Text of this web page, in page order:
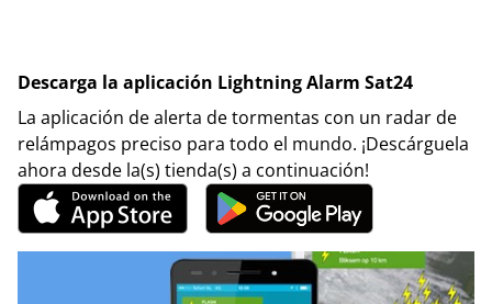
Descarga la aplicación Lightning Alarm Sat24
La aplicación de alerta de tormentas con un radar de
relámpagos preciso para todo el mundo. ¡Descárguela
ahora desde la(s) tienda(s) a continuación!